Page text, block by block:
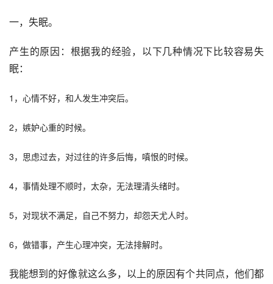
一，失眠。
产生的原因：根据我的经验，以下几种情况下比较容易失
眠：
1，心情不好，和人发生冲突后。
2，嫉妒心重的时候。
3，思虑过去，对过往的许多后悔，嗔恨的时候。
4，事情处理不顺时，太杂，无法理清头绪时。
5，对现状不满足，自己不努力，却怨天尤人时。
6，做错事，产生心理冲突，无法排解时。
我能想到的好像就这么多，以上的原因有个共同点，他们都